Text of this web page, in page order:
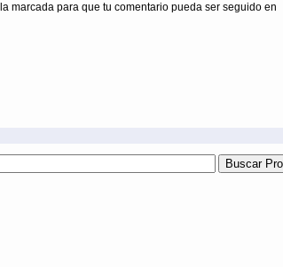
marcada para que tu comentario pueda ser seguido en